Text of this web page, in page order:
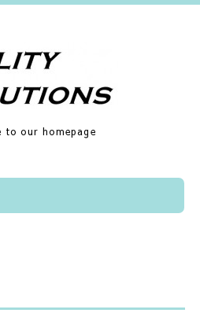
to our homepage